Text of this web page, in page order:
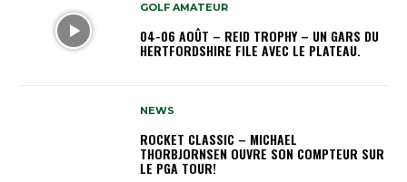
GOLF AMATEUR
04-06 AOÛT – REID TROPHY – UN GARS DU
HERTFORDSHIRE FILE AVEC LE PLATEAU.
NEWS
ROCKET CLASSIC – MICHAEL
THORBJORNSEN OUVRE SON COMPTEUR SUR
LE PGA TOUR!